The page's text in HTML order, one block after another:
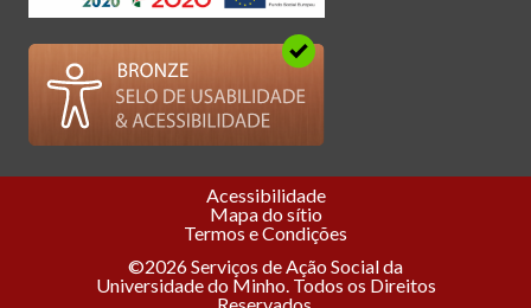
Acessibilidade
Mapa do sítio
Termos e Condições
©2026 Serviços de Ação Social da
Universidade do Minho. Todos os Direitos